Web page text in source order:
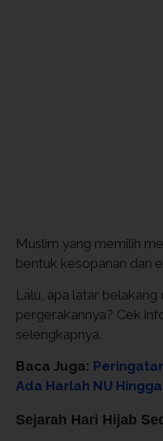
Muslim yang memilih
bentuk kesopanan dan
Lalu, apa latar belakang
pergerakannya? Cek
selengkapnya.
Baca Juga:
Ada Harlah NU
Sejarah Hari Hijab